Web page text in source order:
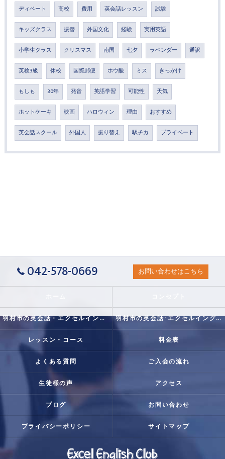
ディベート 高校 費用 英会話レッスン 試験
キッズクラス 振替 外国文化 経験 実用英語
小学生クラス クリスマス 南国 七夕 ラベンダー 通訳
英検3級 休校 国際郵便 ホウ酸 ミス きっかけ
もしも 30年 発音 英語学習 可能性 天気
ホットケーキ 映画 ハロウィン 理由 おすすめ
英会話スクール 外国人 振り替え 駅チカ プライベート
042-578-0669 お問い合わせはこちら
羽村市の英会話・エクセルイングリッシュクラブの口コミ情報 羽村市の英会話･エクセルイングリッシュクラブの評判
レッスン・コース 料金表
よくある質問 ご入会の流れ
生徒様の声 アクセス
ブログ お問い合わせ
プライバシーポリシー サイトマップ